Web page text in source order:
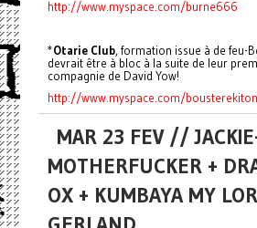
http://www.myspace.com/burne666
*Otarie Club, formation issue à de feu-
devrait être à bloc à la suite de leur
compagnie de David Yow!
http://www.myspace.com/
MAR 23 FEV //
MOTHERFUCKER +
OX + KUMBAYA MY